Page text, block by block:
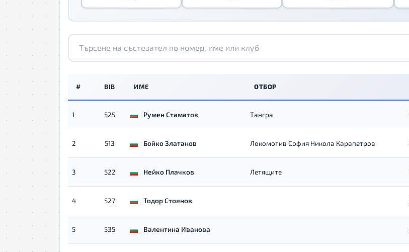
# BIB ИМЕ ОТБОР
1 525 Румен Стаматов Тангра
2 513 Бойко Златанов Локомотив София Никола Карапетров
3 522 Нейко Плачков Летящите
4 527 Тодор Стоянов
5 535 Валентина Иванова